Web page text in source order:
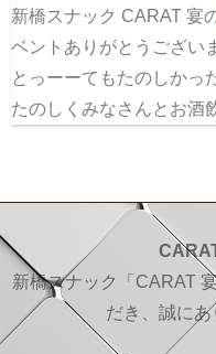
新橋スナック CARAT 宴
ベントありがとうござい
とっーーてもたのしかっ
たのしくみなさんとお酒
新橋スナック「CARAT
だき、誠に